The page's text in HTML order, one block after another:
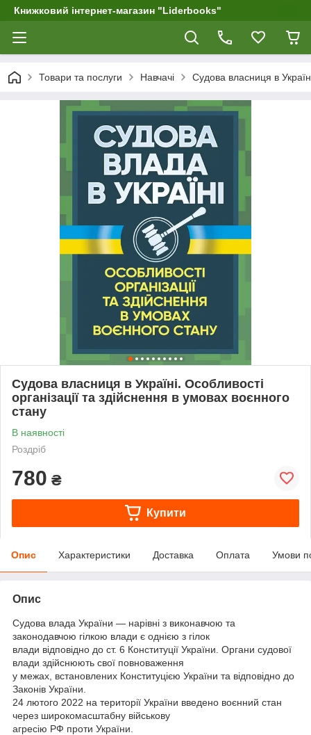
Книжковий інтернет-магазин "Liderbooks"
Товари та послуги Навчачі Судова власниця в
Судова власниця в Україні. Особливості
організації та здійснення в умовах воєнного
стану
В наявності
Роздріб
780 ₴
Купити
Опис Характеристики Доставка Оплата Умови
Опис
Судова влада України — нарівні з виконавчою та
законодавчою гілкою влади є однією з гілок
влади відповідно до ст. 6 Конституції України. Органи судової
влади здійснюють свої повноваження
у межах, встановлених Конституцією України та відповідно до
Законів України.
24 лютого 2022 на території України введено воєнний стан
через широкомасштабну військову
агресію РФ проти України.